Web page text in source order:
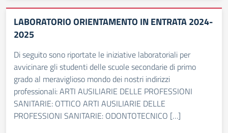
LABORATORIO ORIENTAMENTO IN ENTRATA 2024-
2025
Di seguito sono riportate le iniziative laboratoriali per
avvicinare gli studenti delle scuole secondarie di primo
grado al meraviglioso mondo dei nostri indirizzi
professionali: ARTI AUSILIARIE DELLE PROFESSIONI
SANITARIE: OTTICO ARTI AUSILIARIE DELLE
PROFESSIONI SANITARIE: ODONTOTECNICO […]